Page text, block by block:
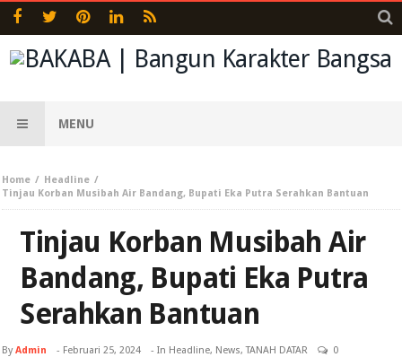
MENU
Home
Headline
Tinjau Korban Musibah Air Bandang, Bupati Eka Putra Serahkan Bantuan
Tinjau Korban Musibah Air
Bandang, Bupati Eka Putra
Serahkan Bantuan
ByAdmin - Februari 25, 2024 - In Headline, News,TANAH DATAR 0